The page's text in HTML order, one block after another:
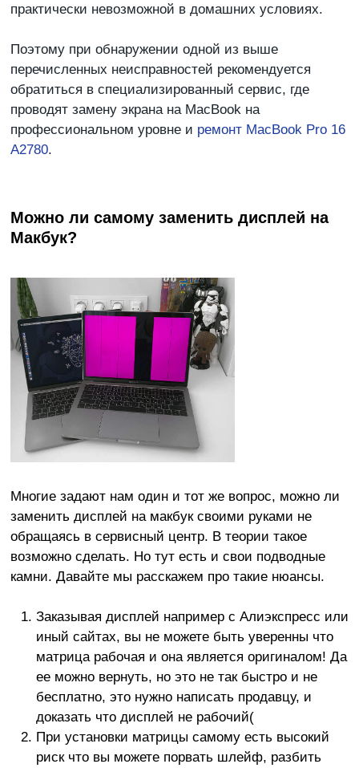
практически невозможной в домашних условиях.
Поэтому при обнаружении одной из выше
перечисленных неисправностей рекомендуется
обратиться в специализированный сервис, где
проводят замену экрана на MacBook на
профессиональном уровне и ремонт MacBook Pro 16
A2780.
Можно ли самому заменить дисплей на
Макбук?
Многие задают нам один и тот же вопрос, можно ли
заменить дисплей на макбук своими руками не
обращаясь в сервисный центр. В теории такое
возможно сделать. Но тут есть и свои подводные
камни. Давайте мы расскажем про такие нюансы.
Заказывая дисплей например с Алиэкспресс или
иный сайтах, вы не можете быть уверенны что
матрица рабочая и она является оригиналом! Да
ее можно вернуть, но это не так быстро и не
бесплатно, это нужно написать продавцу, и
доказать что дисплей не рабочий(
При установки матрицы самому есть высокий
риск что вы можете порвать шлейф, разбить